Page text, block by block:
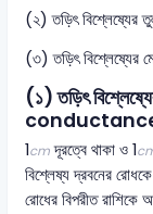
(২) তড়িৎ
(৩) তড়িৎ বিশ্লেষ্যের
(১) তড়িৎ
1cmদূরত্বে থাকা ও 1
বিশ্লেষ্য দ্রবনের
রোধের বিপরীত রাশিকে